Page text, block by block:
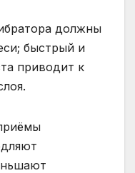
должны
быстрый и
приводит к